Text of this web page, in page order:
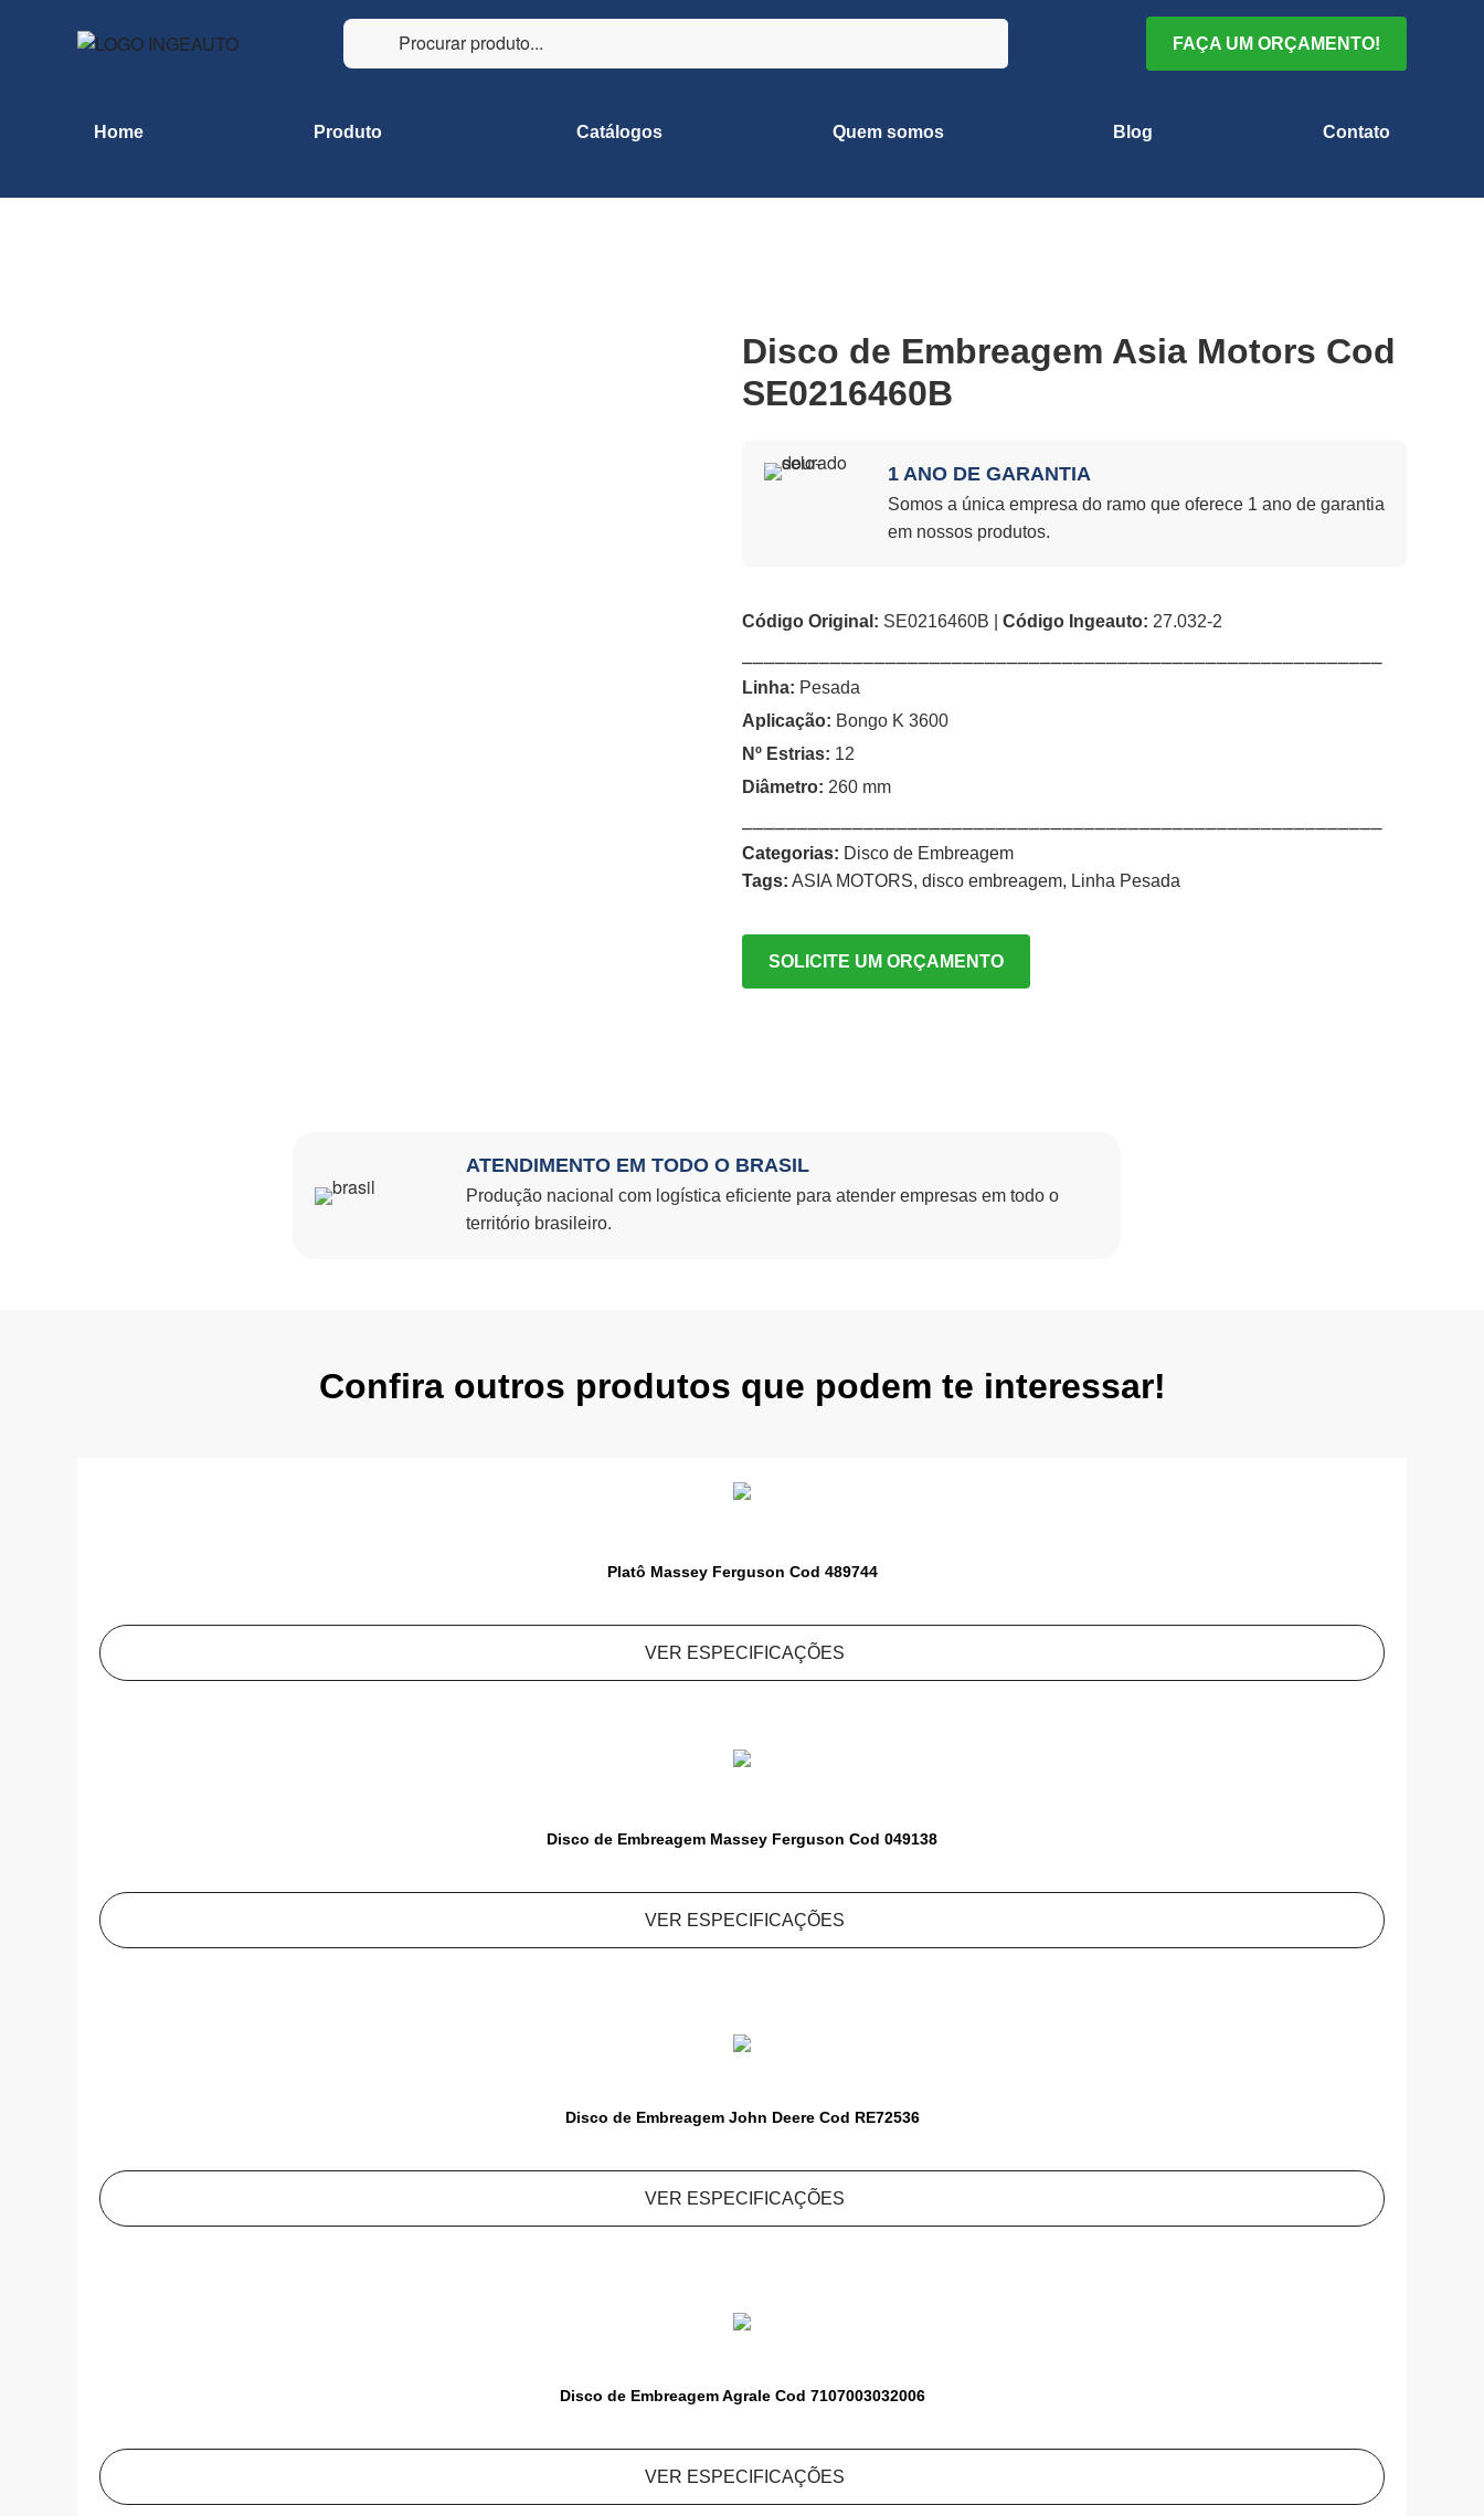
FAÇA UM ORÇAMENTO!
Home Produto Catálogos Quem somos Blog Contato
Disco de Embreagem Asia Motors Cod
SE0216460B
1 ANO DE GARANTIA
Somos a única empresa do ramo que oferece 1 ano de garantia
em nossos produtos.
Código Original: SE0216460B | Código Ingeauto: 27.032-2
Linha: Pesada
Aplicação: Bongo K 3600
Nº Estrias: 12
Diâmetro: 260 mm
Categorias: Disco de Embreagem
Tags: ASIA MOTORS, disco embreagem, Linha Pesada
SOLICITE UM ORÇAMENTO
ATENDIMENTO EM TODO O BRASIL
Produção nacional com logística eficiente para atender empresas em todo o
território brasileiro.
Confira outros produtos que podem te interessar!
Platô Massey Ferguson Cod 489744
VER ESPECIFICAÇÕES
Disco de Embreagem Massey Ferguson Cod 049138
VER ESPECIFICAÇÕES
Disco de Embreagem John Deere Cod RE72536
VER ESPECIFICAÇÕES
Disco de Embreagem Agrale Cod 7107003032006
VER ESPECIFICAÇÕES